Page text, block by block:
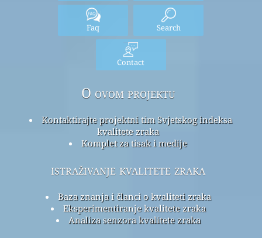
Faq Search
Contact
O ovom projektu
Kontaktirajte projektni tim Svjetskog indeksa
kvalitete zraka
Komplet za tisak i medije
istraživanje kvalitete zraka
Baza znanja i članci o kvaliteti zraka
Eksperimentiranje kvalitete zraka
Analiza senzora kvalitete zraka